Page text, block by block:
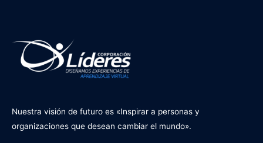
Nuestra visión de futuro es «Inspirar a personas y
organizaciones que desean cambiar el mundo».